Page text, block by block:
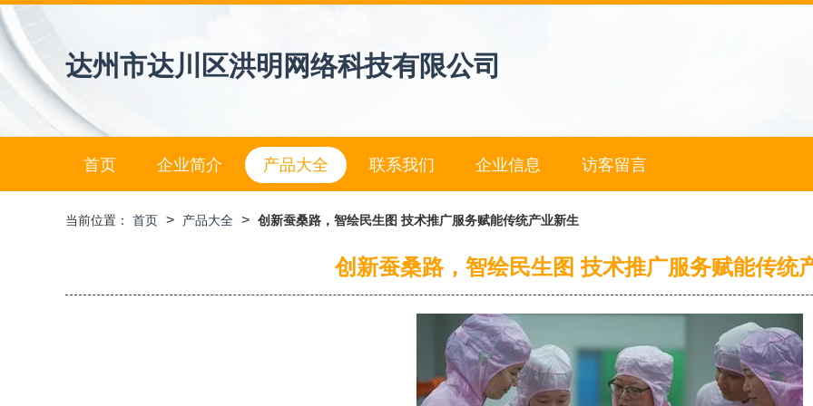
达州市达川区洪明网络科技有限公司
首页 企业简介 产品大全 联系我们 企业信息 访客留言
当前位置： 首页 > 产品大全 > 创新蚕桑路，智绘民生图 技术推广服务赋能传统产业新生
创新蚕桑路，智绘民生图 技术推广服务赋能传统